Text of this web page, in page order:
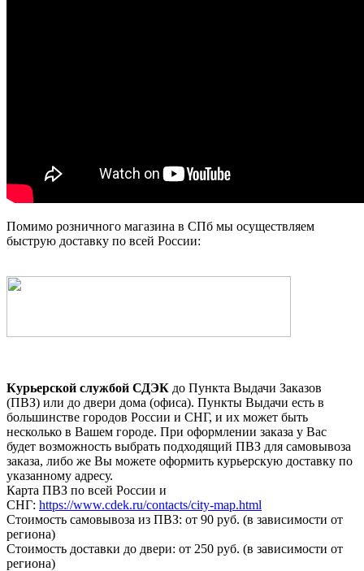
Помимо розничного магазина в СПб мы осуществляем
быструю доставку по всей России:
Курьерской службой СДЭК до Пункта Выдачи Заказов
(ПВЗ) или до двери дома (офиса). Пункты Выдачи есть в
большинстве городов России и СНГ, и их может быть
несколько в Вашем городе. При оформлении заказа у Вас
будет возможность выбрать подходящий ПВЗ для самовывоза
заказа, либо же Вы можете оформить курьерскую доставку по
указанному адресу.
Карта ПВЗ по всей России и
СНГ: https://www.cdek.ru/contacts/city-map.html
Стоимость самовывоза из ПВЗ: от 90 руб. (в зависимости от
региона)
Стоимость доставки до двери: от 250 руб. (в зависимости от
региона)